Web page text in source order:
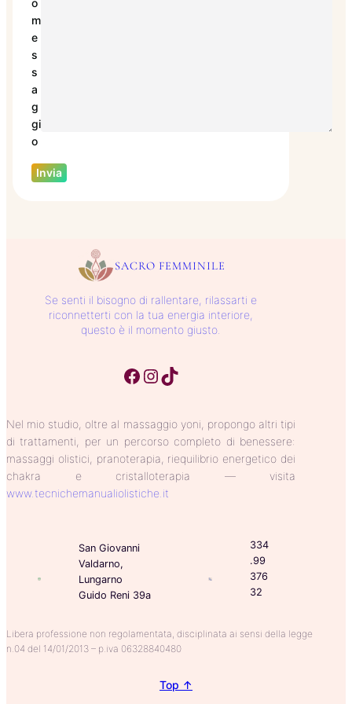
m
e
s
s
a
g
gi
o
SACRO FEMMINILE
Se senti il bisogno di rallentare, rilassarti e
riconnetterti con la tua energia interiore,
questo è il momento giusto.
Facebook Instagram TikTok
Nel mio studio, oltre al massaggio yoni, propongo altri tipi
di trattamenti, per un percorso completo di benessere:
massaggi olistici, pranoterapia, riequilibrio energetico dei
chakra e cristalloterapia — visita
www.tecnichemanualiolistiche.it
San Giovanni
Valdarno,
Lungarno
Guido Reni 39a
334
.99
376
32
Libera professione non regolamentata, disciplinata ai sensi della legge
n.04 del 14/01/2013 – p.iva 06328840480
Top ↑